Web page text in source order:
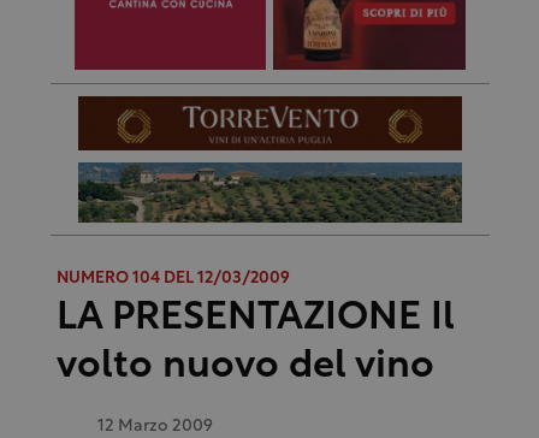
NUMERO 104 DEL 12/03/2009
LA PRESENTAZIONE Il
volto nuovo del vino
12 Marzo 2009